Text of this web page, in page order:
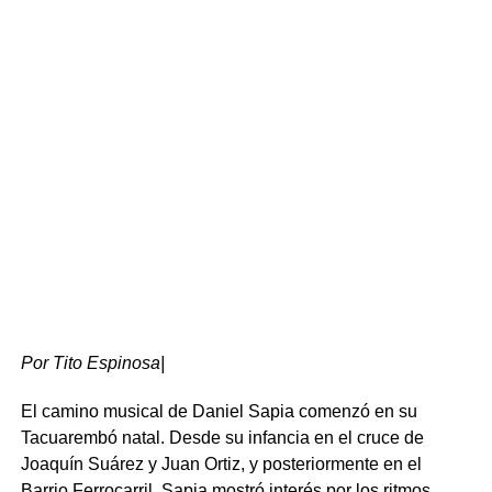
Desarrollo local y patrimonio histórico
Por Tito Espinosa|
El camino musical de Daniel Sapia comenzó en su
Tacuarembó natal. Desde su infancia en el cruce de
Joaquín Suárez y Juan Ortiz, y posteriormente en el